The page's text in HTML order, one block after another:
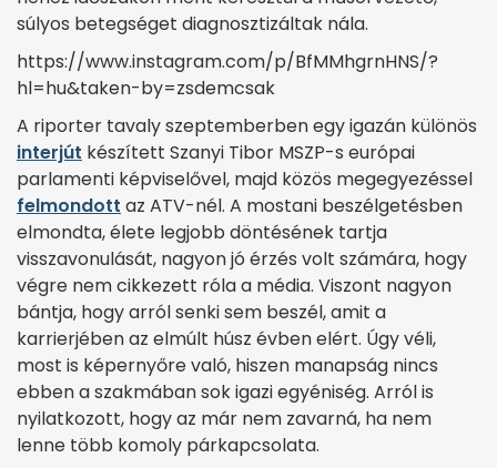
súlyos betegséget diagnosztizáltak nála.
https://www.instagram.com/p/BfMMhgrnHNS/?
hl=hu&taken-by=zsdemcsak
A riporter tavaly szeptemberben egy igazán különös
interjút készített Szanyi Tibor MSZP-s európai
parlamenti képviselővel, majd közös megegyezéssel
felmondott az ATV-nél. A mostani beszélgetésben
elmondta, élete legjobb döntésének tartja
visszavonulását, nagyon jó érzés volt számára, hogy
végre nem cikkezett róla a média. Viszont nagyon
bántja, hogy arról senki sem beszél, amit a
karrierjében az elmúlt húsz évben elért. Úgy véli,
most is képernyőre való, hiszen manapság nincs
ebben a szakmában sok igazi egyéniség. Arról is
nyilatkozott, hogy az már nem zavarná, ha nem
lenne több komoly párkapcsolata.